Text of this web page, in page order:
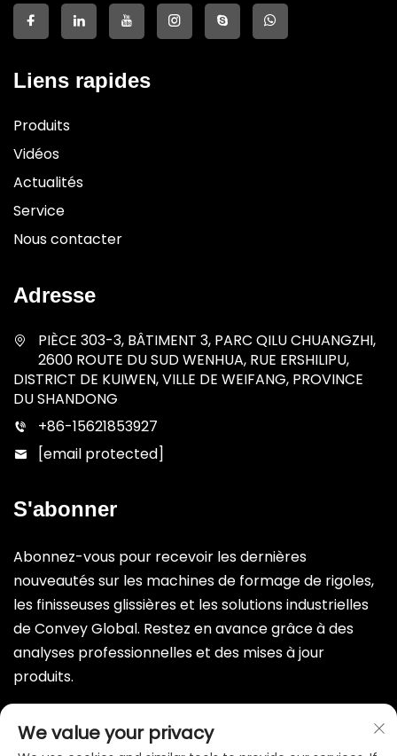
Liens rapides
Produits
Vidéos
Actualités
Service
Nous contacter
Adresse
PIÈCE 303-3, BÂTIMENT 3, PARC QILU CHUANGZHI,
2600 ROUTE DU SUD WENHUA, RUE ERSHILIPU,
DISTRICT DE KUIWEN, VILLE DE WEIFANG, PROVINCE
DU SHANDONG
+86-15621853927
[email protected]
S'abonner
Abonnez-vous pour recevoir les dernières
nouveautés sur les machines de formage de rigoles,
les finisseuses glissières et les solutions industrielles
de Convey Global. Restez en avance grâce à des
analyses professionnelles et des mises à jour
produits.
We value your privacy